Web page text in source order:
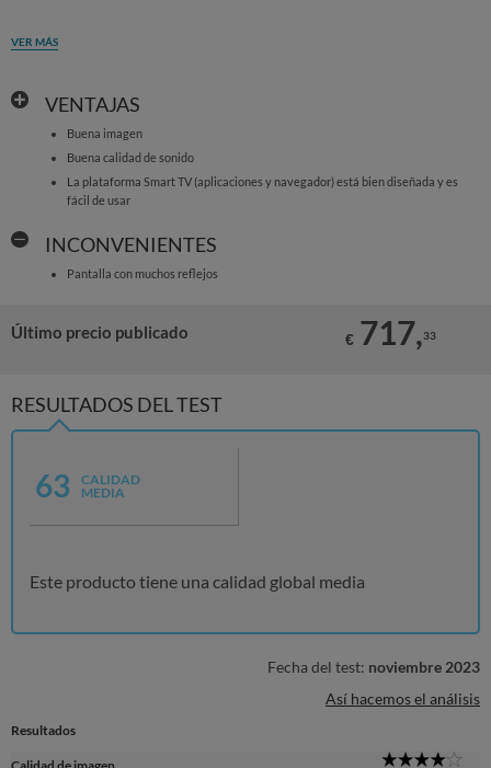
VER MÁS
VENTAJAS
Buena imagen
Buena calidad de sonido
La plataforma Smart TV (aplicaciones y navegador) está bien diseñada y es
fácil de usar
INCONVENIENTES
Pantalla con muchos reflejos
Último precio publicado € 717,33
RESULTADOS DEL TEST
63
CALIDAD
MEDIA
Este producto tiene una calidad global media
Fecha del test: noviembre 2023
Así hacemos el análisis
Resultados